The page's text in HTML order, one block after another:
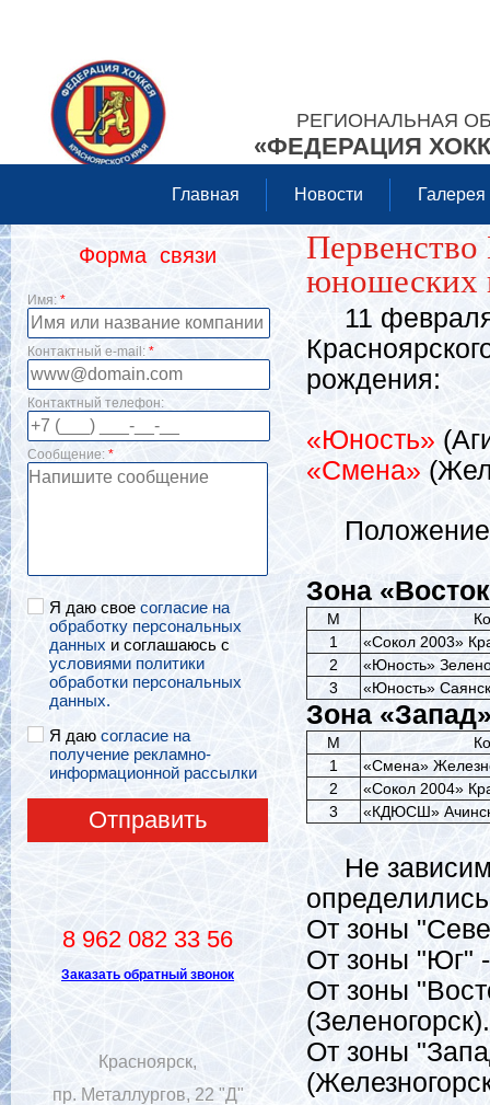
РЕГИОНАЛЬНАЯ
«ФЕДЕРАЦИЯ
Главная Новости Галерея
Форма связи
Имя: *
Контактный e-mail: *
Контактный телефон:
Сообщение: *
Я даю свое согласие на
обработку персональных
данных и соглашаюсь с
условиями политики
обработки персональных
данных.
Я даю согласие на
получение рекламно-
информационной рассылки
Отправить
8 962 082 33 56
Заказать обратный звонок
Красноярск,
пр. Металлургов, 22 "Д"
Первенство
юношеских
11 февраля
рождения:
«Юность»
«Смена»
Положение
Зона
М
1
«Сокол 2003»
2
«Юность»
3
«Юность»
Зона
М
1
«Смена»
2
«Сокол 2004»
3
«КДЮСШ»
Не
От зоны
От зоны "Юг"
От зоны
(Зеленогорск).
От зоны